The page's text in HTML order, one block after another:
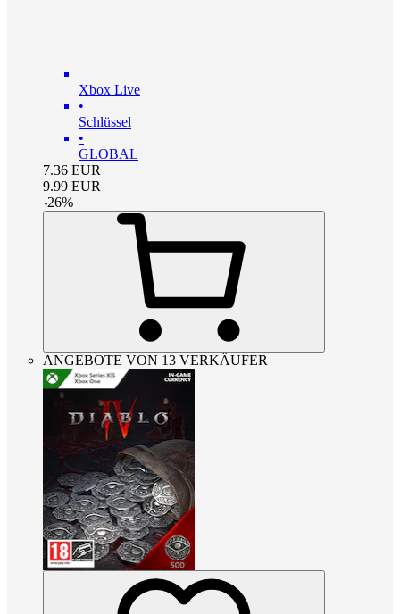
Xbox Live
•
Schlüssel
•
GLOBAL
7.36 EUR
9.99 EUR
-26%
ANGEBOTE VON 13 VERKÄUFER